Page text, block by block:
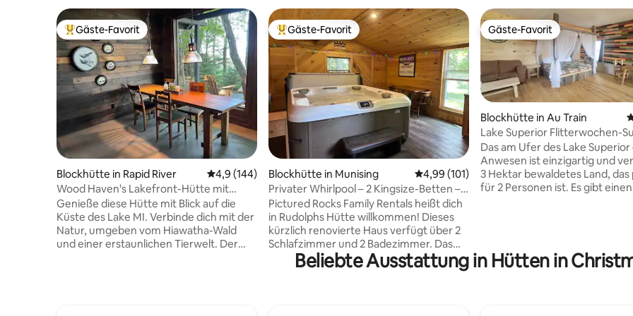
Beliebter Gäste-Favorit.
Gäste-Favorit
Blockhütte in Rapid River Durchschnittliche Bewertung: 4,9 von 5, 144 Bewertungen
4,9 (144)
Wood Haven's Lakefront-Hütte mit
atemberaubendem Panorama
Genieße diese Hütte mit Blick auf die
Küste des Lake MI. Verbinde dich mit der
Natur, umgeben vom Hiawatha-Wald
und einer erstaunlichen Tierwelt. Der
Beliebter Gäste-Favorit.
Gäste-Favorit
Blockhütte in Munising Durchschnittliche Bewertung: 4,99 von 5,
4,99 (101)
Privater Whirlpool – 2 Kingsize-Betten –
in der Nähe der Pictured Rocks!
Pictured Rocks Family Rentals heißt dich
in Rudolphs Hütte willkommen! Dieses
kürzlich renovierte Haus verfügt über 2
Schlafzimmer und 2 Badezimmer. Das
Hauptschlafzimmer verfügt über ein
Kingsize-Holzbett und ein eigenes
Gäste-Favorit
Gäste-Favorit
Blockhütte in Au Train
Lake Superior Flitterwochen-
Nähe von Pictured Rocks
Das am Ufer des Lake
Anwesen ist einzigartig und
3 Hektar bewaldetes Land,
für 2 Personen ist. Es gibt einen
für Paare, die nach diesem
Ort suchen. Es gibt einen
Beliebte Ausstattung in Hütten in